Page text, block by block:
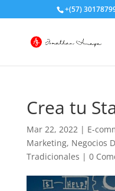
+(57)
Crea tu
Mar 22, 2022| E-
Marketing, Negocios
Tradicionales | 0